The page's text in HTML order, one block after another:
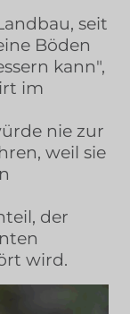
seit
Böden
kann",
im
nie zur
weil sie
der
wird.